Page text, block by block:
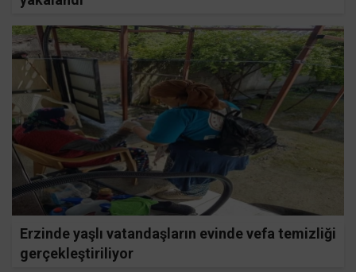
Erzinde yaşlı vatandaşların evinde vefa temizliği
gerçekleştiriliyor